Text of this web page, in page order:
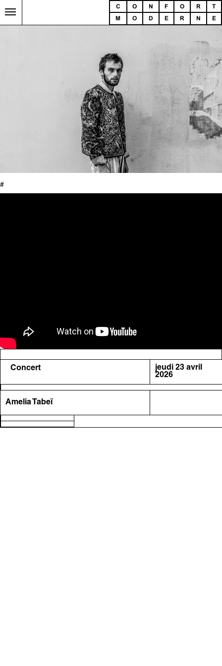
C O N F O R
T
M
O D E R N E
#
Concert
jeudi 23 avril
2026
Amelia Tabeï